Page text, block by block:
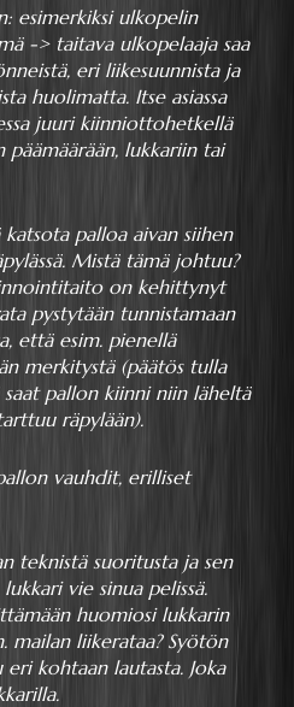
esimerkiksi ulkopelin
-> taitava ulkopelaaja saa
eri liikesuunnista ja
huolimatta. Itse asiassa
juuri kiinniottohetkellä
lukkariin tai
palloa aivan siihen
Mistä tämä johtuu?
on kehittynyt
pystytään tunnistamaan
että esim. pienellä
merkitystä (päätös tulla
pallon kiinni niin läheltä
räpylään).
vauhdit, erilliset
teknistä suoritusta ja sen
vie sinua pelissä.
huomiosi lukkarin
mailan liikerataa? Syötön
kohtaan lautasta. Joka